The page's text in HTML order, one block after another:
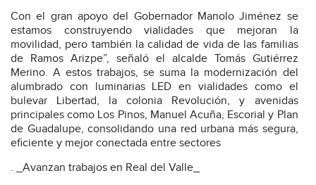
Con el gran apoyo del Gobernador Manolo Jiménez se
estamos construyendo vialidades que mejoran la
movilidad, pero también la calidad de vida de las familias
de Ramos Arizpe”, señaló el alcalde Tomás Gutiérrez
Merino. A estos trabajos, se suma la modernización del
alumbrado con luminarias LED en vialidades como el
bulevar Libertad, la colonia Revolución, y avenidas
principales como Los Pinos, Manuel Acuña, Escorial y Plan
de Guadalupe, consolidando una red urbana más segura,
eficiente y mejor conectada entre sectores
. _Avanzan trabajos en Real del Valle_